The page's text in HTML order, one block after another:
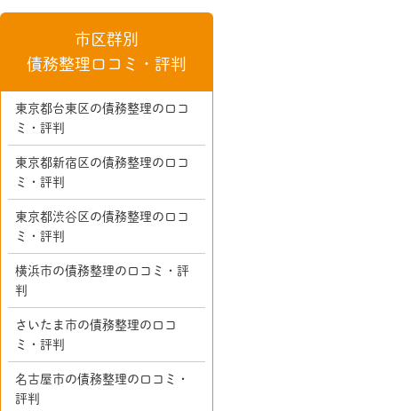
市区群別
債務整理口コミ・評判
東京都台東区の債務整理の口コ
ミ・評判
東京都新宿区の債務整理の口コ
ミ・評判
東京都渋谷区の債務整理の口コ
ミ・評判
横浜市の債務整理の口コミ・評
判
さいたま市の債務整理の口コ
ミ・評判
名古屋市の債務整理の口コミ・
評判